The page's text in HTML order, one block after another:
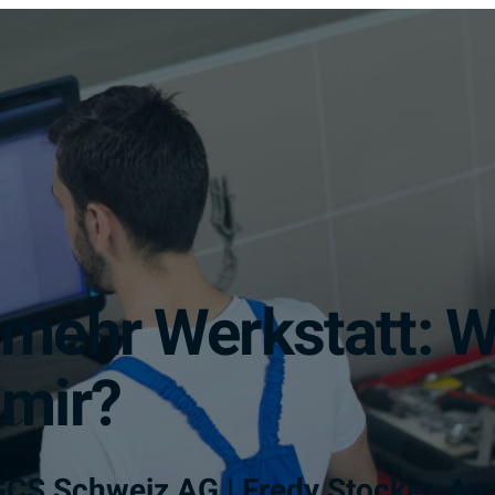
Werkstatt: